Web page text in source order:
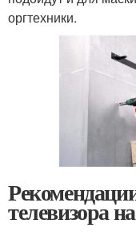
оргтехники.
телевизора